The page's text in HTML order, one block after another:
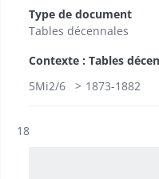
Type de document
Tables décennales
Contexte : Tables
5Mi2/6
1873-1882
Résultat n°
18